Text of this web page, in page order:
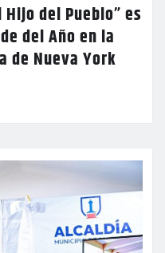
del Pueblo” es
del Año en la
de Nueva York